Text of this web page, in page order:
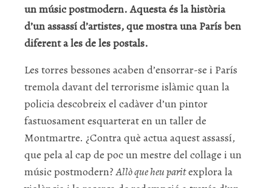
un músic postmodern. Aquesta és la història
d’un assassí d’artistes, que mostra una París ben
diferent a les de les postals.
Les torres bessones acaben d’ensorrar-se i París
tremola davant del terrorisme islàmic quan la
policia descobreix el cadàver d’un pintor
fastuosament esquarterat en un taller de
Montmartre. ¿Contra què actua aquest assassí,
que pela al cap de poc un mestre del collage i un
músic postmodern?Allò que heu paritexplora la